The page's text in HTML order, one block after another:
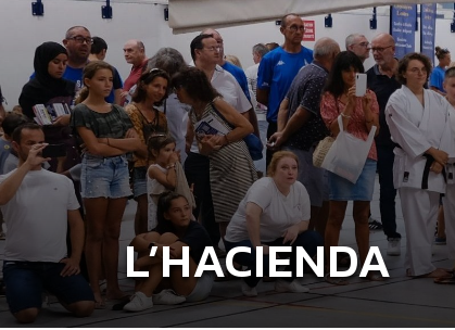
L’HACIENDA